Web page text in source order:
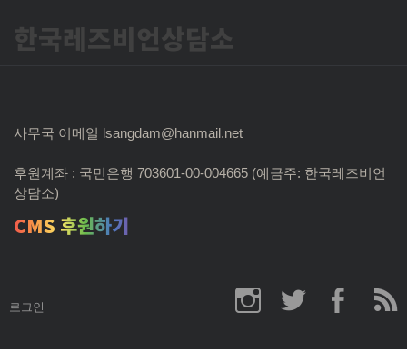
한국레즈비언상담소
사무국 이메일 lsangdam@hanmail.net
후원계좌 : 국민은행 703601-00-004665 (예금주: 한국레즈비언
상담소)
CMS 후원하기
로그인